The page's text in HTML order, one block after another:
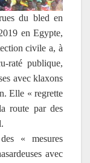
du bled en
en Egypte,
civile a, à
raté publique,
avec klaxons
Elle « regrette
route par des
« mesures
avec